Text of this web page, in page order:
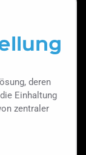
deren
Einhaltung
zentraler